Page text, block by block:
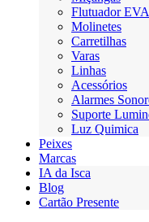
Flutuador EVA
Molinetes
Carretilhas
Varas
Linhas
Acessórios
Alarmes
Suporte
Luz Quimica
Peixes
Marcas
IA da Isca
Blog
Cartão Presente